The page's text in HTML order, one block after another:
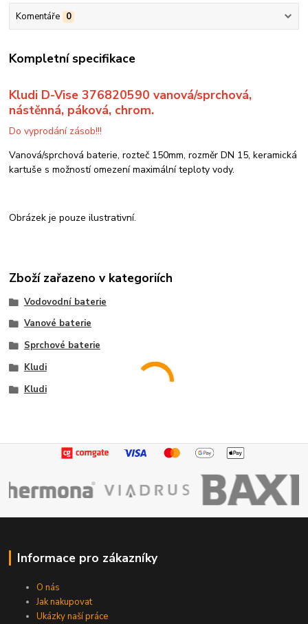
Komentáře 0
Kompletní specifikace
Kludi D-Vise 376820590 vanová/sprchová,
nástěnná, páková, chrom.
Do vyprodání zásob!!!
Vanová/sprchová baterie, rozteč 150mm, rozměr DN 15, keramická
kartuše s možností omezení maximální teploty vody.
Obrázek je pouze ilustrativní.
Zboží zařazeno v kategoriích
Vodovodní baterie
Vanové baterie
Sprchové baterie
Kludi
Kludi
Informace pro zákazníky
O nás
Jak nakupovat
Ukázky naší práce